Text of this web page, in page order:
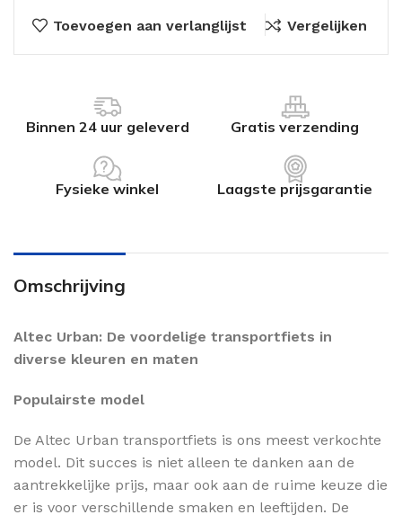
Toevoegen aan verlanglijst Vergelijken
Binnen 24 uur geleverd Gratis verzending
Fysieke winkel Laagste prijsgarantie
Omschrijving
Altec Urban: De voordelige transportfiets in
diverse kleuren en maten
Populairste model
De Altec Urban transportfiets is ons meest verkochte
model. Dit succes is niet alleen te danken aan de
aantrekkelijke prijs, maar ook aan de ruime keuze die
er is voor verschillende smaken en leeftijden. De